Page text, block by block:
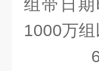
组带日
1000万组
6、